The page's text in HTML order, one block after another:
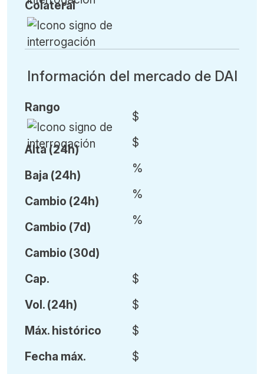
Colateral
Información del mercado de DAI
Rango
Alta (24h)
Baja (24h)
Cambio (24h)
Cambio (7d)
Cambio (30d)
$
$
%
%
%
Cap.
Vol. (24h)
Máx. histórico
Fecha máx.
$
$
$
$